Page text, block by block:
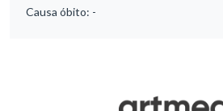
Causa óbito: -